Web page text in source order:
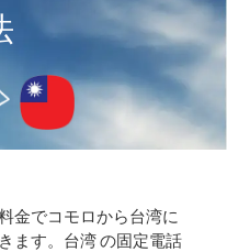
金でコモロから台湾に
ます。 台湾 の固定電話